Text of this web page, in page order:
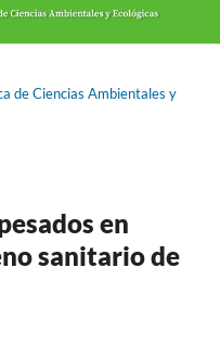
de Ciencias Ambientales y
en
sanitario de